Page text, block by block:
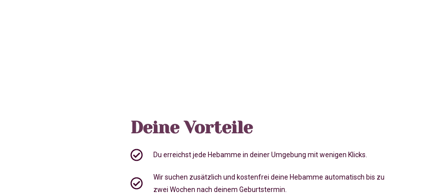
Deine Vorteile
Du erreichst jede Hebamme in deiner Umgebung mit wenigen Klicks.
Wir suchen zusätzlich und kostenfrei deine Hebamme automatisch bis zu
zwei Wochen nach deinem Geburtstermin.